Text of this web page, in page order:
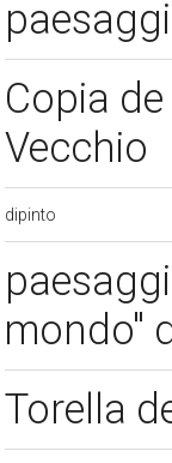
Copia
Vecchio
dipinto
mondo"
Torella